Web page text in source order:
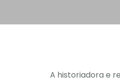
A historiadora e